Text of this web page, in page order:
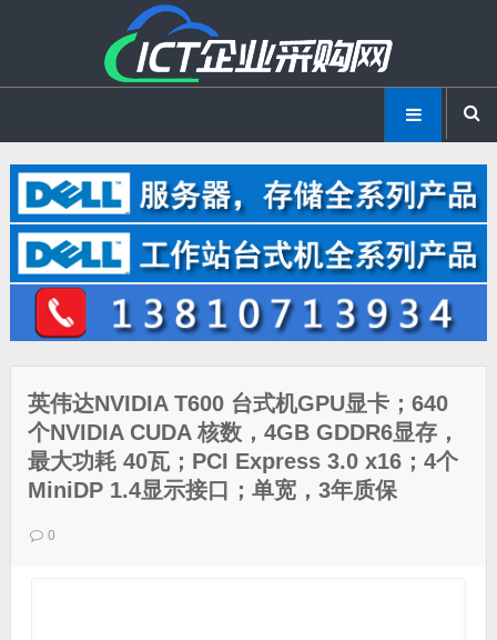
英伟达NVIDIA T600 台式机GPU显卡；640
个NVIDIA CUDA 核数，4GB GDDR6显存，
最大功耗 40瓦；PCI Express 3.0 x16；4个
MiniDP 1.4显示接口；单宽，3年质保
0